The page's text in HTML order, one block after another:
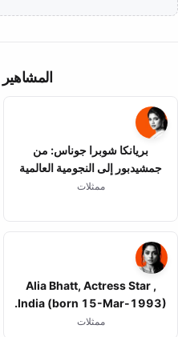
بريانكا شوبرا جوناس: من
جمشيدبور إلى النجومية العالمية
ممثلات
Alia Bhatt, Actress Star ,
India (born 15-Mar-1993).
ممثلات